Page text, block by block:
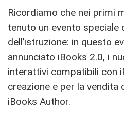
Ricordiamo che nei primi
tenuto un evento
dell’istruzione: in questo
annunciato iBooks 2.0, i
interattivi compatibili con
creazione e per la vendita
iBooks Author.